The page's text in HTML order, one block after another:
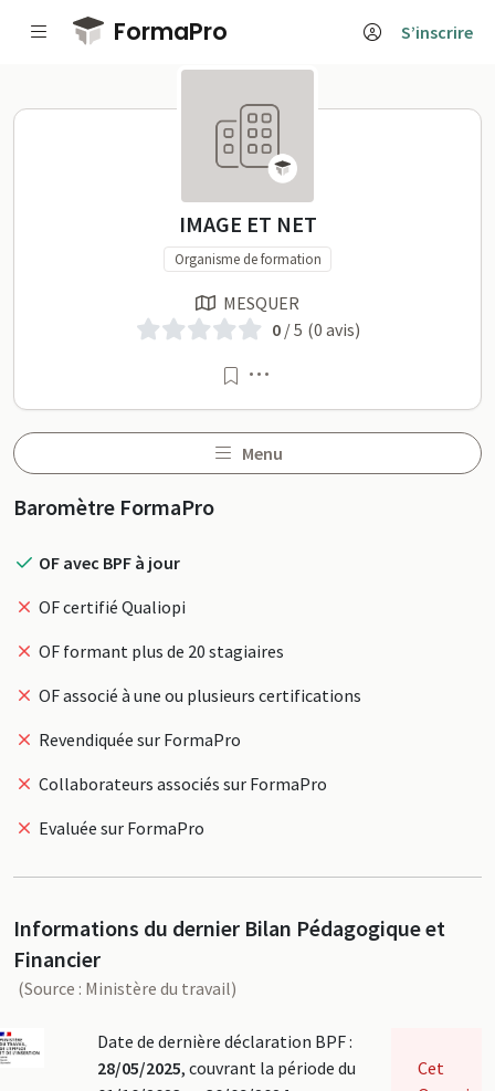
Passer au contenu principal
FormaPro S’inscrire
IMAGE ET NET sur
IMAGE ET NET
Organisme de formation
MESQUER
0/ 5 (0 avis)
Menu
Profil
Baromètre FormaPro
OF avec BPF à jour
OF certifié Qualiopi
OF formant plus de 20 stagiaires
OF associé à une ou plusieurs certifications
Revendiquée sur FormaPro
Collaborateurs associés sur FormaPro
Evaluée sur FormaPro
Informations du dernier Bilan Pédagogique et
Financier
(Source : Ministère du travail)
Date de dernière déclaration BPF :
28/05/2025, couvrant la période du
Cet